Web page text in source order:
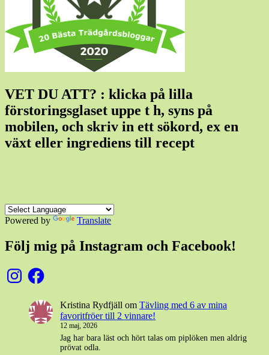
VET DU ATT? : klicka på lilla
förstoringsglaset uppe t h, syns på
mobilen, och skriv in ett sökord, ex en
växt eller ingrediens till recept
Powered by Translate
Följ mig på Instagram och Facebook!
InstagramFacebook
Kristina Rydfjäll om Tävling med 6 av mina
favoritfröer till 2 vinnare!
12 maj, 2026
Jag har bara läst och hört talas om piplöken men aldrig
prövat odla.